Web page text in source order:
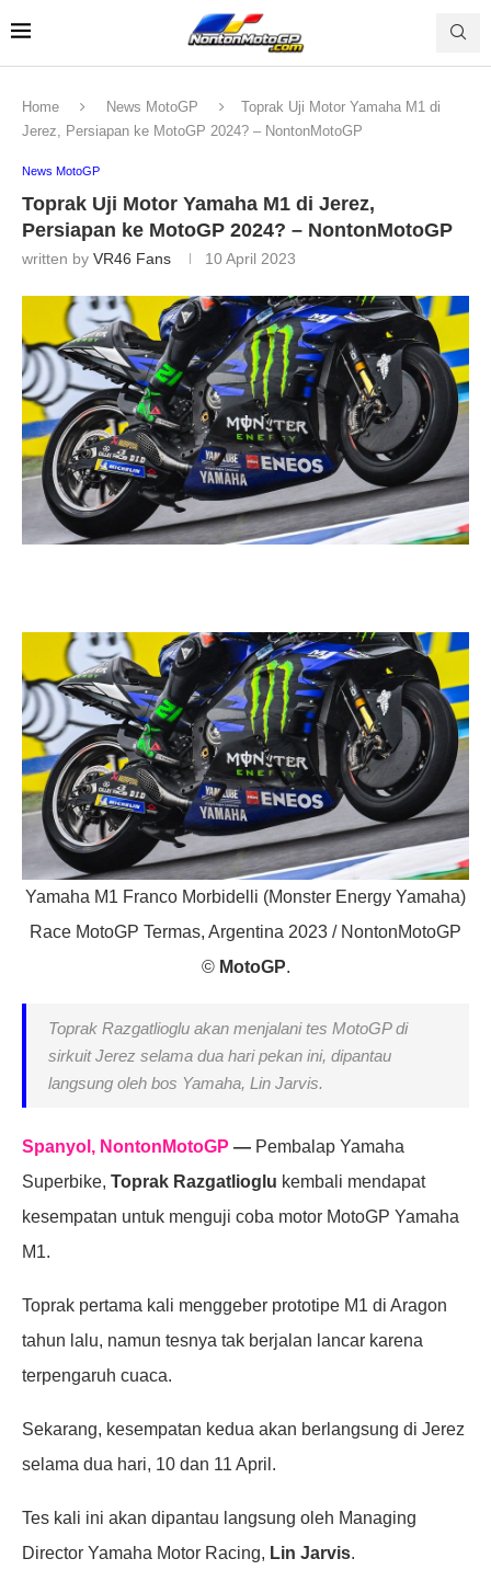
Home News MotoGP
Toprak Uji Motor Yamaha M1 di
Jerez, Persiapan ke MotoGP 2024? – NontonMotoGP
News MotoGP
Toprak Uji Motor Yamaha M1 di Jerez,
Persiapan ke MotoGP 2024? – NontonMotoGP
written by VR46 Fans 10 April 2023
Yamaha M1 Franco Morbidelli (Monster Energy Yamaha)
Race MotoGP Termas, Argentina 2023 / NontonMotoGP
© MotoGP.
Toprak Razgatlioglu akan menjalani tes MotoGP di
sirkuit Jerez selama dua hari pekan ini, dipantau
langsung oleh bos Yamaha, Lin Jarvis.
Spanyol, NontonMotoGP — Pembalap Yamaha
Superbike, Toprak Razgatlioglu kembali mendapat
kesempatan untuk menguji coba motor MotoGP Yamaha
M1.
Toprak pertama kali menggeber prototipe M1 di Aragon
tahun lalu, namun tesnya tak berjalan lancar karena
terpengaruh cuaca.
Sekarang, kesempatan kedua akan berlangsung di Jerez
selama dua hari, 10 dan 11 April.
Tes kali ini akan dipantau langsung oleh Managing
Director Yamaha Motor Racing, Lin Jarvis.